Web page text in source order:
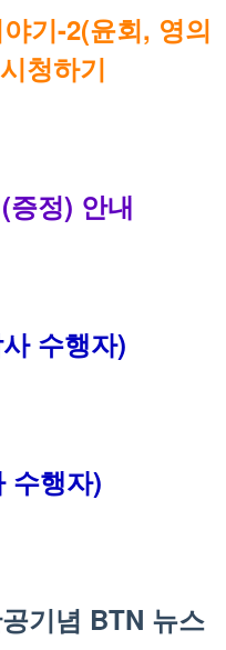
기-2(윤회, 영의
청하기
증정) 안내
수행자)
수행자)
기념 BTN 뉴스